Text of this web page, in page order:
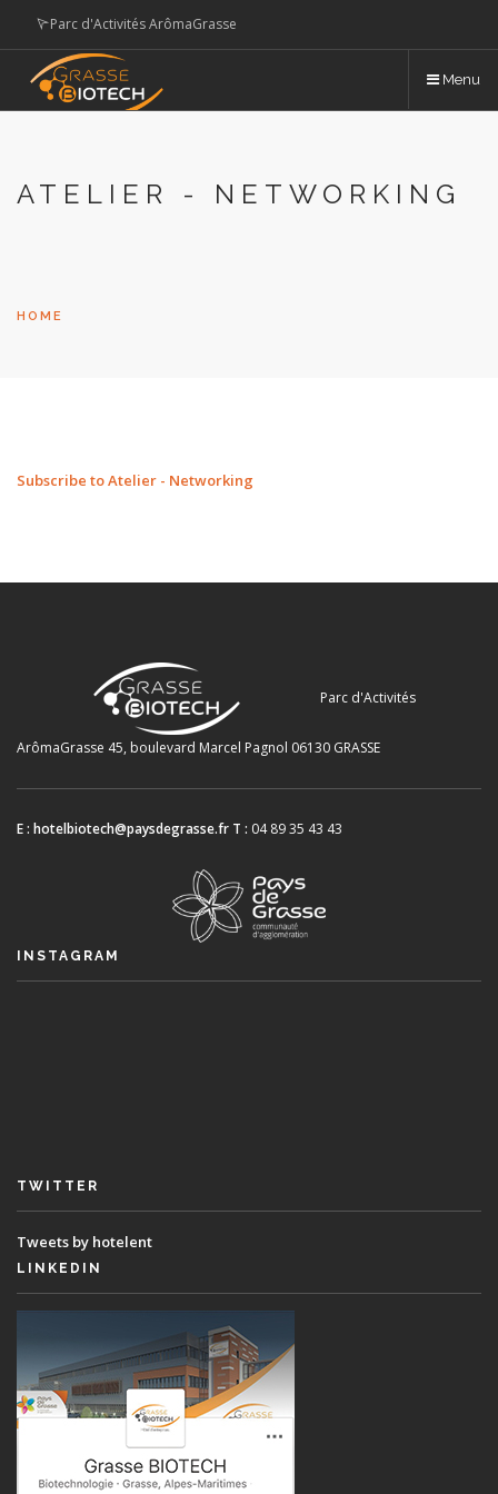
content
Parc d'Activités ArômaGrasse
hotelbiotech@paysdegrasse.fr Menu
ATELIER - NETWORKING
HOME
Subscribe to Atelier - Networking
Parc d'Activités
ArômaGrasse 45, boulevard Marcel Pagnol 06130 GRASSE
E : hotelbiotech@paysdegrasse.fr T : 04 89 35 43 43
INSTAGRAM
TWITTER
Tweets by hotelent
LINKEDIN